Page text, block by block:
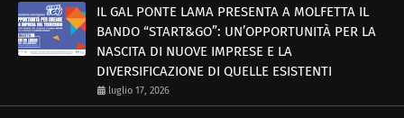
IL GAL PONTE LAMA PRESENTA A MOLFETTA IL
BANDO “START&GO”: UN’OPPORTUNITÀ PER LA
NASCITA DI NUOVE IMPRESE E LA
DIVERSIFICAZIONE DI QUELLE ESISTENTI
luglio 17, 2026